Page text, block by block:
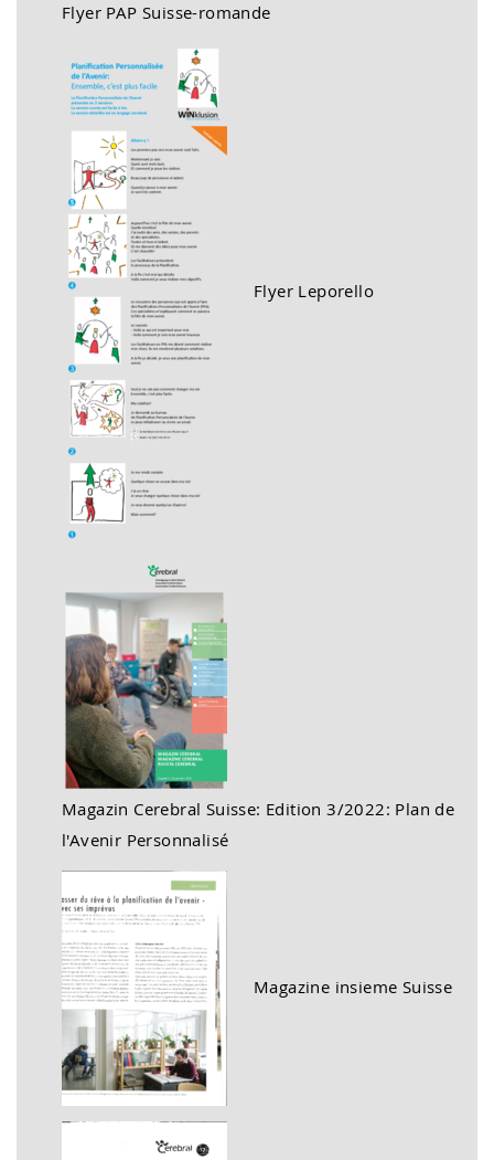
Flyer PAP Suisse-romande
Flyer Leporello
Magazin Cerebral Suisse: Edition 3/2022: Plan de
l'Avenir Personnalisé
Magazine insieme Suisse